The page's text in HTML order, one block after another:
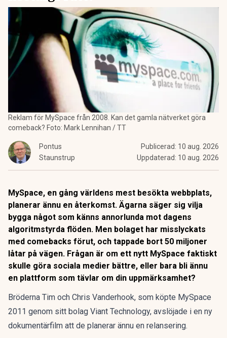
Reklam för MySpace från 2008. Kan det gamla nätverket göra
comeback? Foto: Mark Lennihan / TT
Pontus
Staunstrup
Publicerad: 10 aug. 2026
Uppdaterad: 10 aug. 2026
MySpace, en gång världens mest besökta webbplats,
planerar ännu en återkomst. Ägarna säger sig vilja
bygga något som känns annorlunda mot dagens
algoritmstyrda flöden. Men bolaget har misslyckats
med comebacks förut, och tappade bort 50 miljoner
låtar på vägen. Frågan är om ett nytt MySpace faktiskt
skulle göra sociala medier bättre, eller bara bli ännu
en plattform som tävlar om din uppmärksamhet?
Bröderna Tim och Chris Vanderhook, som köpte MySpace
2011 genom sitt bolag Viant Technology, avslöjade i en ny
dokumentärfilm att de planerar ännu en relansering.